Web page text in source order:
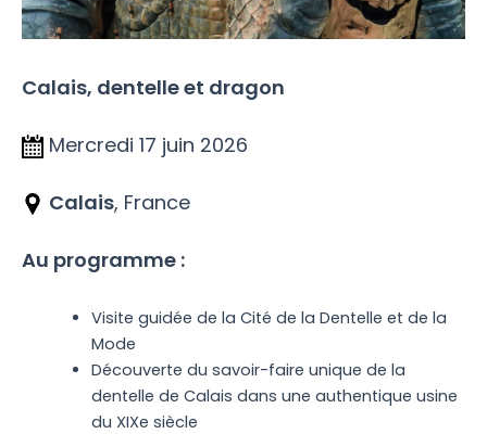
Calais, dentelle et dragon
Mercredi 17 juin 2026
Calais, France
Au programme :
Visite guidée de la Cité de la Dentelle et de la
Mode
Découverte du savoir-faire unique de la
dentelle de Calais dans une authentique usine
du XIXe siècle